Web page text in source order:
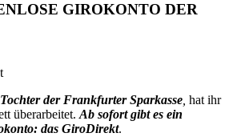
GIROKONTO DER
der Frankfurter Sparkasse hat ihr
überarbeitet. Ab sofort gibt es ein
das GiroDirekt.